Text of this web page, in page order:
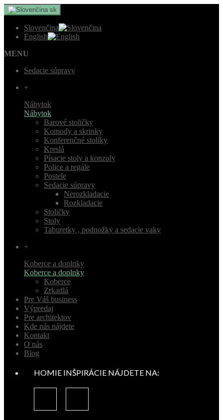
sk
Slovenčina
English
MENU
Sedacie súpravy
+
Nábytok
Nábytok
Barové stoličky
Komody a skrinky
Konferenčné stolíky
Kreslá
Písacie stoly a konzoly
Police a regále
Postele
Sedacie súpravy
Nerozkladacie
Rozkladacie
Stoličky
Stoly
Taburetky , podnožky a sedacie vaky
+
Koberce a doplnky
Koberce a doplnky
Koberce
Zrkadlá
Pre Váš business
Výpredaj
Pre architektov
Kde nás nájdete
Kontakt
O nás
Blog
HOMIE INŠPIRÁCIE NÁJDETE NA: